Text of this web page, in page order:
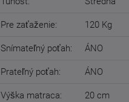
Pre zaťaženie: 120 Kg
Snímateľný poťah: ÁNO
Prateľný poťah: ÁNO
Výška matraca: 20 cm